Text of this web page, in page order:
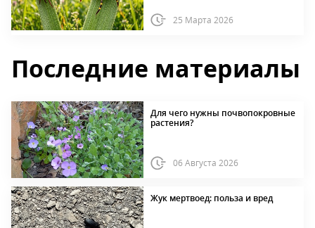
25 Марта 2026
Последние материалы
Для чего нужны почвопокровные
растения?
06 Августа 2026
Жук мертвоед: польза и вред